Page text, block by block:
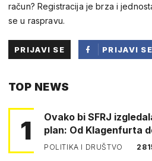
račun? Registracija je brza i
se u raspravu.
PRIJAVI SE
PRIJAVI SE
TOP NEWS
1
Ovako bi SFRJ
plan: Od Klagenfurta
POLITIKA I DRUŠTVO